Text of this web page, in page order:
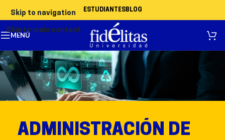
Skip to navigation
Skip to main content
ESTUDIANTESBLOG
MENÚ
ADMINISTRACIÓN DE